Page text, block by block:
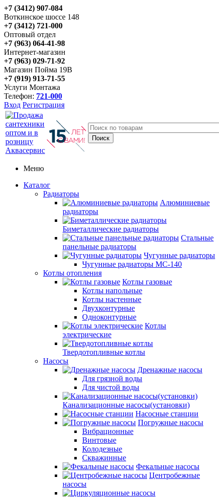
+7 (3412) 907-084
Воткинское шоссе 148
+7 (3412) 721-000
Оптовый отдел
+7 (963) 064-41-98
Интернет-магазин
+7 (963) 029-71-92
Магазин Пойма 19В
+7 (919) 913-71-55
Услуги Монтажа
Телефон: 721-000
Вход Регистрация
Меню
Каталог
Радиаторы
Алюминиевые
радиаторы
Биметаллические радиаторы
Стальные
панельные радиаторы
Чугунные радиаторы
Чугунные радиаторы МС-140
Котлы отопления
Котлы газовые
Котлы напольные
Котлы настенные
Двухконтурные
Одноконтурные
Котлы
электрические
Твердотопливные котлы
Насосы
Дренажные насосы
Для грязной воды
Для чистой воды
Канализационные насосы(установки)
Насосные станции
Погружные насосы
Вибрационные
Винтовые
Колодезные
Скважинные
Фекальные насосы
Центробежные
насосы